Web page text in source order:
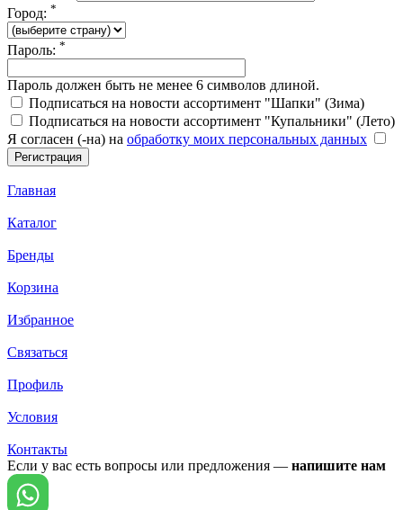
Город: *
Пароль: *
Пароль должен быть не менее 6 символов длиной.
Подписаться на новости ассортимент "Шапки" (Зима)
Подписаться на новости ассортимент "Купальники" (Лето)
Я согласен (-на) на обработку моих персональных данных
Главная
Каталог
Бренды
Корзина
Избранное
Связаться
Профиль
Условия
Контакты
Если у вас есть вопросы или предложения — напишите нам